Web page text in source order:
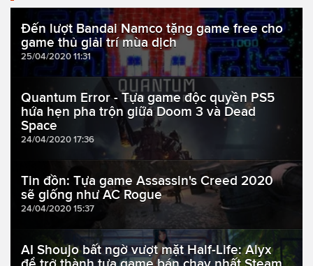
Đến lượt Bandai Namco tặng game free cho
game thủ giải trí mùa dịch
25/04/2020 11:31
Quantum Error - Tựa game độc quyền PS5
hứa hẹn pha trộn giữa Doom 3 và Dead
Space
24/04/2020 17:36
Tin đồn: Tựa game Assassin's Creed 2020
sẽ giống như AC Rogue
24/04/2020 15:37
AI Shoujo bất ngờ vượt mặt Half-Life: Alyx